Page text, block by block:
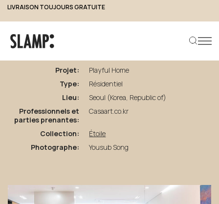
LIVRAISON TOUJOURS GRATUITE
Rechercher un produit
Playful
Projet:
Playful Home
Type:
Résidentiel
Lieu:
Seoul (Korea, Republic of)
Professionnels et
parties prenantes:
Casaart.co.kr
Collection:
Étoile
Photographe:
Yousub Song